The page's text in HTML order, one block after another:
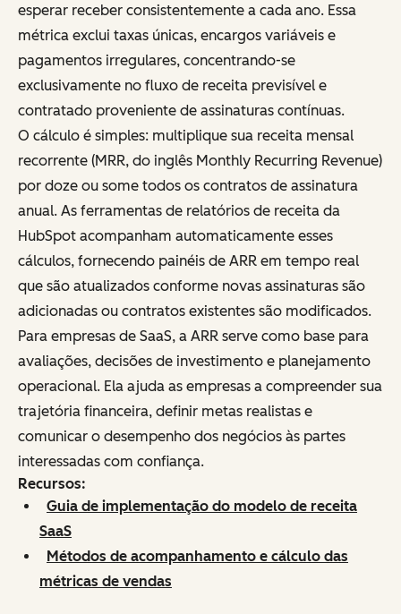
esperar receber consistentemente a cada ano. Essa
métrica exclui taxas únicas, encargos variáveis e
pagamentos irregulares, concentrando-se
exclusivamente no fluxo de receita previsível e
contratado proveniente de assinaturas contínuas.
O cálculo é simples: multiplique sua receita mensal
recorrente (MRR, do inglês Monthly Recurring Revenue)
por doze ou some todos os contratos de assinatura
anual. As ferramentas de relatórios de receita da
HubSpot acompanham automaticamente esses
cálculos, fornecendo painéis de ARR em tempo real
que são atualizados conforme novas assinaturas são
adicionadas ou contratos existentes são modificados.
Para empresas de SaaS, a ARR serve como base para
avaliações, decisões de investimento e planejamento
operacional. Ela ajuda as empresas a compreender sua
trajetória financeira, definir metas realistas e
comunicar o desempenho dos negócios às partes
interessadas com confiança.
Recursos:
Guia de implementação do modelo de receita
SaaS
Métodos de acompanhamento e cálculo das
métricas de vendas